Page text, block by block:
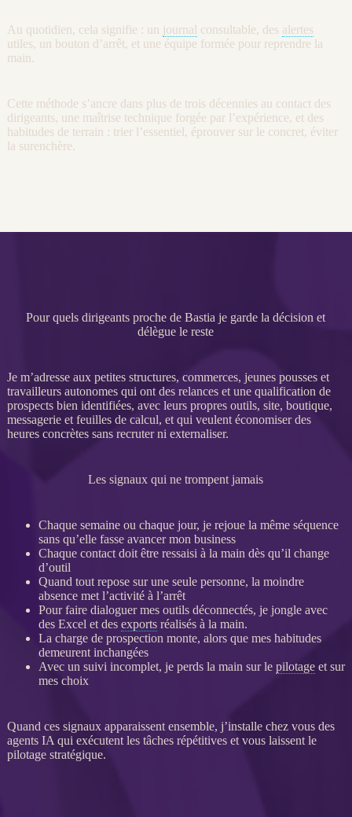
Au quotidien, cela signifie : un journal consultable, des alertes
utiles, un bouton d’arrêt, et une équipe formée pour reprendre la
main.
Cette méthode s’ancre dans plus de trois décennies au contact des
dirigeants, une maîtrise technique forgée par l’expérience, et des
habitudes de terrain : trier l’essentiel, éprouver sur le concret, éviter
la surenchère.
Pour quels dirigeants proche de Bastia je garde la décision et
délègue le reste
Je m’adresse aux petites structures, commerces, jeunes pousses et
travailleurs autonomes qui ont des relanceset une qualification de
prospectsbien identifiées, avec leurs propres outils, site, boutique,
messagerie et feuilles de calcul, et qui veulent économiser des
heures concrètes sans recruter ni externaliser.
Les signaux qui ne trompent jamais
Chaque semaine ou chaque jour, je rejoue la même séquence
sans qu’elle fasse avancer mon business
Chaque contact doit être ressaisi à la main dès qu’il change
d’outil
Quand tout repose sur une seule personne, la moindre
absence met l’activité à l’arrêt
Pour faire dialoguer mes outils déconnectés, je jongle avec
des Excel et des exportsréalisés à la main.
La charge de prospection monte, alors que mes habitudes
demeurent inchangées
Avec un suivi incomplet, je perds la main sur le pilotageet sur
mes choix
Quand ces signaux apparaissent ensemble, j’installe chez vous des
agents IA qui exécutent les tâches répétitives et vous laissent le
pilotagestratégique.